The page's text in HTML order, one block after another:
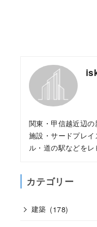
関東・甲信越近辺
施設・サードプレ
ル・道の駅などをレ
カテゴリー
建築 (178)